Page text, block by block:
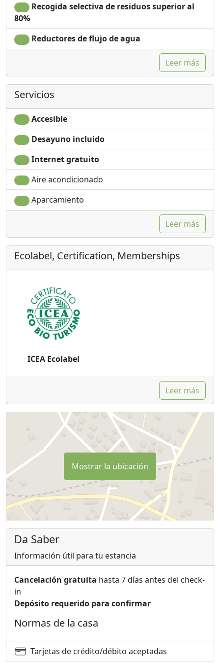
Recogida selectiva de residuos superior al
80%
Reductores de flujo de agua
Leer más
Servicios
Accesible
Desayuno incluido
Internet gratuito
Aire acondicionado
Aparcamiento
Leer más
Ecolabel, Certification, Memberships
ICEA Ecolabel
Leer más
Mostrar la ubicación
Da Saber
Información útil para tu estancia
Cancelación gratuita hasta 7 días antes del check-
in
Depósito requerido para confirmar
Normas de la casa
Tarjetas de crédito/débito aceptadas